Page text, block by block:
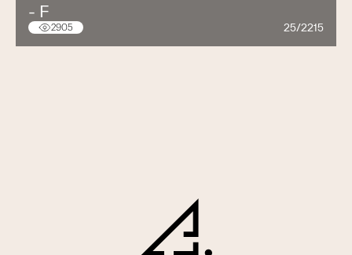
- F
2905 25/2215